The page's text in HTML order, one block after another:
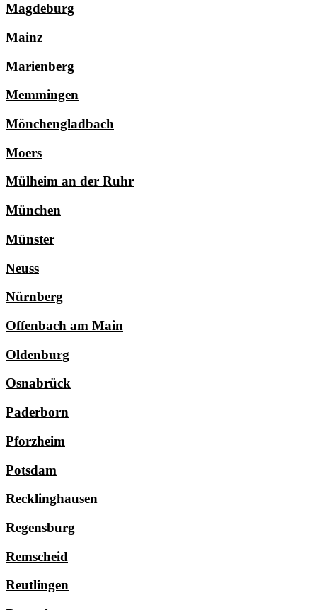
Magdeburg
Mainz
Marienberg
Memmingen
Mönchengladbach
Moers
Mülheim an der Ruhr
München
Münster
Neuss
Nürnberg
Offenbach am Main
Oldenburg
Osnabrück
Paderborn
Pforzheim
Potsdam
Recklinghausen
Regensburg
Remscheid
Reutlingen